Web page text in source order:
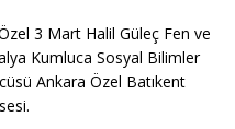
3 Mart Halil Güleç Fen ve
Kumluca Sosyal Bilimler
Ankara Özel Batıkent